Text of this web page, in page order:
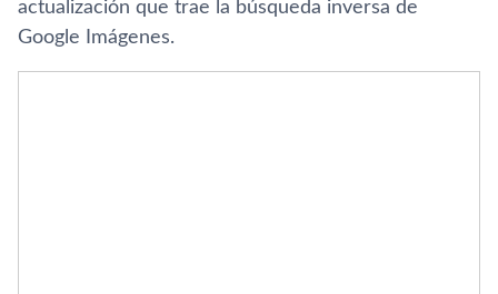
actualización que trae la búsqueda inversa de
Google Imágenes.